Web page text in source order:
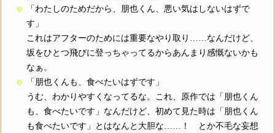
「わたしのためだから、朋也くん、悪い気はしないはずで
す」
これはアフターのためには重要なやり取り……なんだけど、
坂をひとつ飛びに登っちゃってるからあんまり感慨ないかも
なぁ。
「朋也くんも、食べたいはずです」
うむ、わかりやすくなってるな。これ、原作では「朋也くん
も、食べたいです」なんだけど、初めて見た時は「朋也くん
も食べたいです」とはなんと大胆な……！ とか不毛な妄想